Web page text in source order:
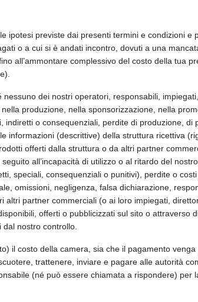
ipotesi previste dai presenti termini e condizioni
o a cui si è andati incontro, dovuti a una
all’ammontare complessivo del costo della tua
dei nostri operatori, responsabili,
produzione, nella sponsorizzazione, nella
o consequenziali, perdite di produzione,
informazioni (descrittive) della struttura ricettiva
offerti dalla struttura o da altri partner
all’incapacità di utilizzo o al ritardo del
speciali, consequenziali o punitivi), perdite o
omissioni, negligenza, falsa dichiarazione,
partner commerciali (o ai loro impiegati,
offerti o pubblicizzati sul sito o attraverso
nostro controllo.
il costo della camera, sia che il pagamento
trattenere, inviare e pagare alle autorità
(né può essere chiamata a rispondere) per